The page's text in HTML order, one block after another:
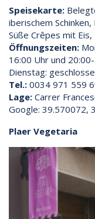
Speisekarte:
iberischem
Süße Crêpes mit
Öffnungszeiten:
16:00 Uhr und
Dienstag:
Tel.: 0034 971 559
Lage: Carrer
Google: 39.570072,
Plaer Vegetaria